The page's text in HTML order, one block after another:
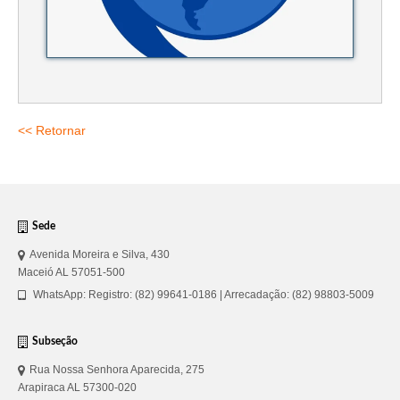
Suspensão do Exercício Profissional
Ouvidoria
Contatos
Fale Conosco
NEP
<< Retornar
Sede
Avenida Moreira e Silva, 430
Maceió AL 57051-500
WhatsApp: Registro: (82) 99641-0186 | Arrecadação: (82) 98803-5009
Subseção
Rua Nossa Senhora Aparecida, 275
Arapiraca AL 57300-020